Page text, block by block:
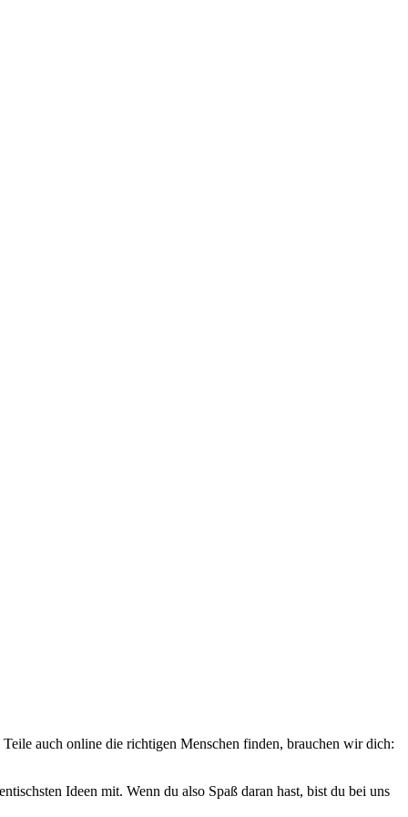
auch online die richtigen Menschen finden, brauchen wir dich:
Ideen mit. Wenn du also Spaß daran hast, bist du bei uns